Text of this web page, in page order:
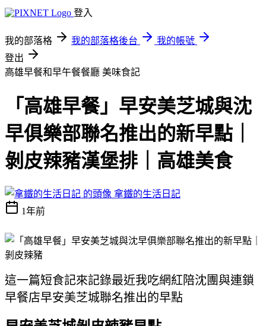
登入
我的部落格 我的部落格後台
我的帳號
登出
高雄早餐和早午餐餐廳 美味食記
「高雄早餐」早安美芝城與沈
早俱樂部聯名推出的新早點｜
剝皮辣豬漢堡排｜高雄美食
拿鐵的生活日記
1年前
這一篇短食記來記錄最近我吃網紅陪沈團與連鎖
早餐店早安美芝城聯名推出的早點